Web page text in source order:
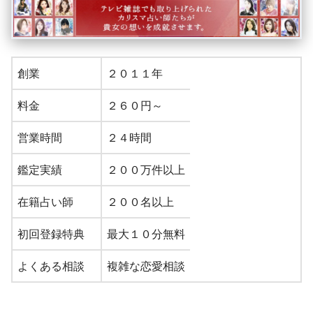
創業 ２０１１年
料金 ２６０円～
営業時間 ２４時間
鑑定実績 ２００万件以上
在籍占い師 ２００名以上
初回登録特典 最大１０分無料
よくある相談 複雑な恋愛相談